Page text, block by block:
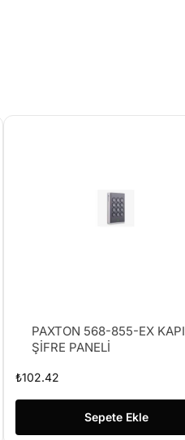
PAXTON 568-855-EX KAPI
ŞİFRE PANELİ
₺102.42
Sepete Ekle